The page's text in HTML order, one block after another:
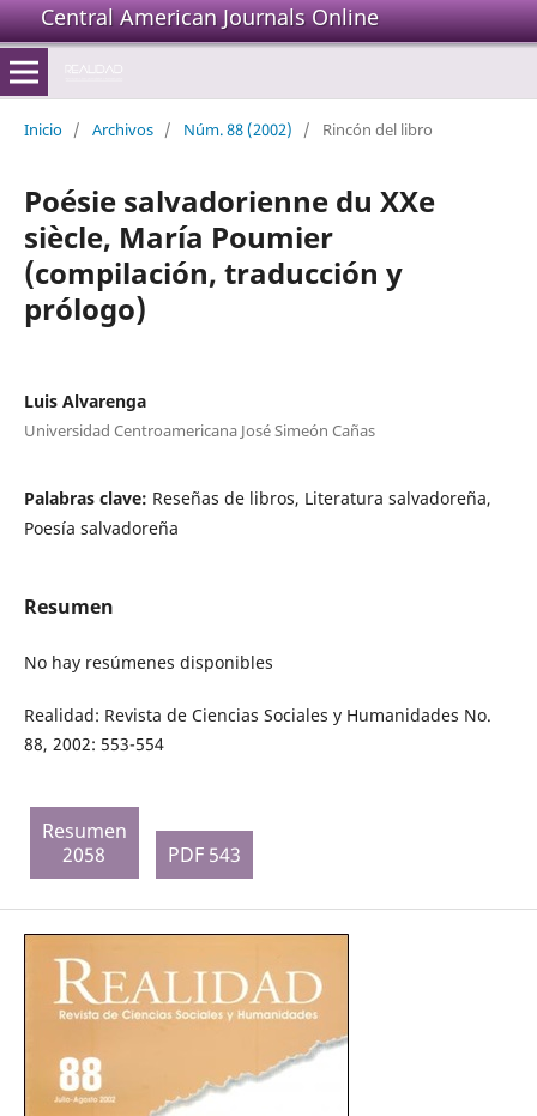
Central American Journals Online
Inicio / Archivos / Núm. 88 (2002) / Rincón del libro
Poésie salvadorienne du XXe
siècle, María Poumier
(compilación, traducción y
prólogo)
Luis Alvarenga
Universidad Centroamericana José Simeón Cañas
Palabras clave: Reseñas de libros, Literatura salvadoreña,
Poesía salvadoreña
Resumen
No hay resúmenes disponibles
Realidad: Revista de Ciencias Sociales y Humanidades No.
88, 2002: 553-554
Resumen
2058
PDF 543